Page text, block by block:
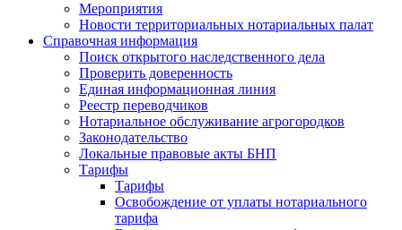
Мероприятия
Новости территориальных нотариальных палат
Справочная информация
Поиск открытого наследственного дела
Проверить доверенность
Единая информационная линия
Реестр переводчиков
Нотариальное обслуживание агрогородков
Законодательство
Локальные правовые акты БНП
Тарифы
Тарифы
Освобождение от уплаты нотариального
тарифа